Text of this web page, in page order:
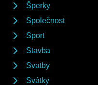
Šperky
Společnost
Sport
Stavba
Svatby
Svátky